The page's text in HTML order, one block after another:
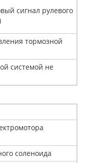
сигнал рулевого
тормозной
системой не
соленоида